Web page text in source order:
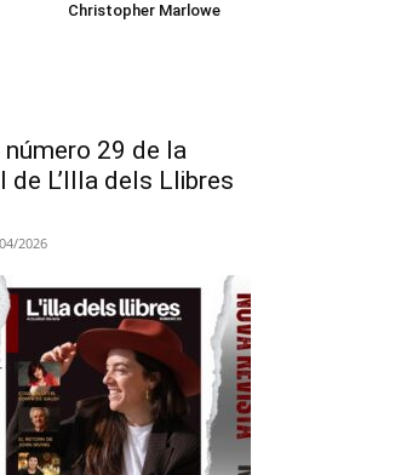
Christopher Marlowe
número 29 de la
de L’Illa dels Llibres
2026